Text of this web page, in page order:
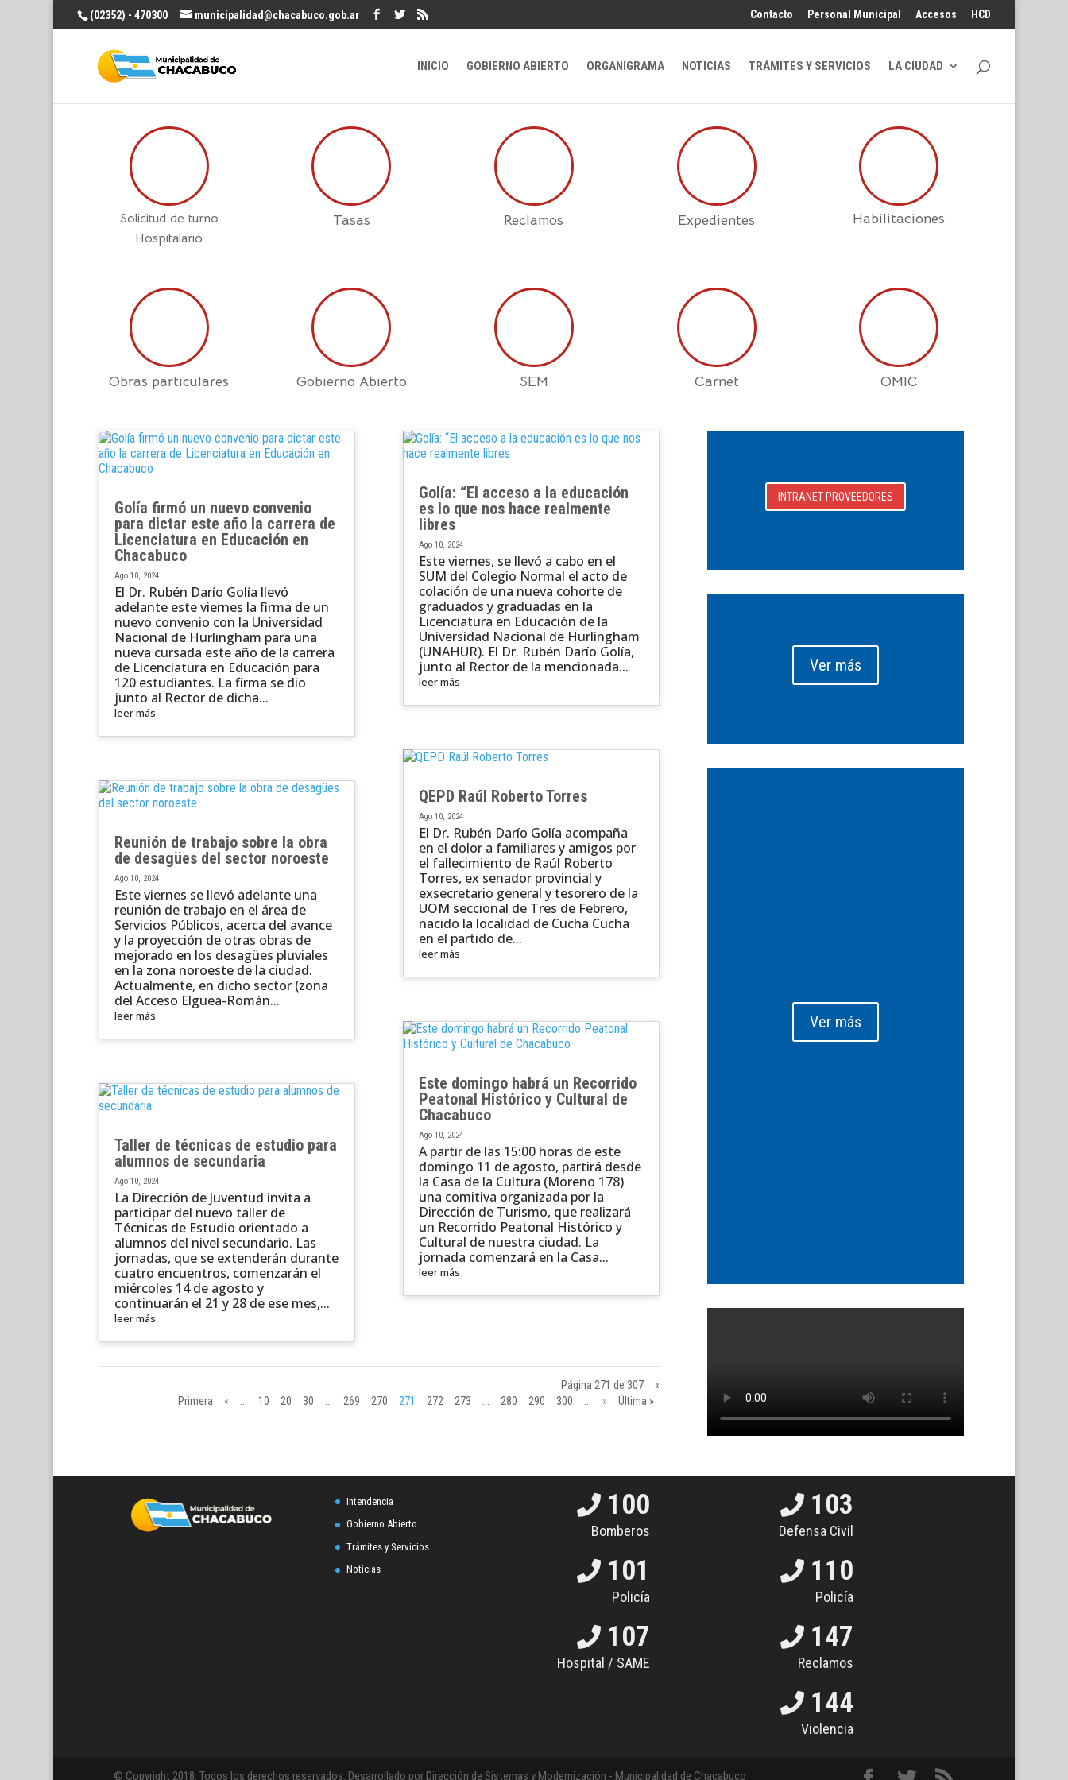
(02352) - 470300 municipalidad@chacabuco.gob.ar Contacto Personal Municipal Accesos HCD
INICIO GOBIERNO ABIERTO ORGANIGRAMA NOTICIAS TRÁMITES Y SERVICIOS LA CIUDAD
Solicitud de turno
Hospitalario
Tasas Reclamos Expedientes Habilitaciones
Obras particulares Gobierno Abierto SEM Carnet OMIC
Golía firmó un nuevo convenio
para dictar este año la carrera de
Licenciatura en Educación en
Chacabuco
Ago 10, 2024
El Dr. Rubén Darío Golía llevó
adelante este viernes la firma de un
nuevo convenio con la Universidad
Nacional de Hurlingham para una
nueva cursada este año de la carrera
de Licenciatura en Educación para
120 estudiantes. La firma se dio
junto al Rector de dicha...
leer más
Reunión de trabajo sobre la obra
de desagües del sector noroeste
Ago 10, 2024
Este viernes se llevó adelante una
reunión de trabajo en el área de
Servicios Públicos, acerca del avance
y la proyección de otras obras de
mejorado en los desagües pluviales
en la zona noroeste de la ciudad.
Actualmente, en dicho sector (zona
del Acceso Elguea-Román...
leer más
Taller de técnicas de estudio para
alumnos de secundaria
Ago 10, 2024
La Dirección de Juventud invita a
participar del nuevo taller de
Técnicas de Estudio orientado a
alumnos del nivel secundario. Las
jornadas, que se extenderán durante
cuatro encuentros, comenzarán el
miércoles 14 de agosto y
continuarán el 21 y 28 de ese mes,...
leer más
Golía: “El acceso a la educación
es lo que nos hace realmente
libres
Ago 10, 2024
Este viernes, se llevó a cabo en el
SUM del Colegio Normal el acto de
colación de una nueva cohorte de
graduados y graduadas en la
Licenciatura en Educación de la
Universidad Nacional de Hurlingham
(UNAHUR). El Dr. Rubén Darío Golía,
junto al Rector de la mencionada...
leer más
QEPD Raúl Roberto Torres
Ago 10, 2024
El Dr. Rubén Darío Golía acompaña
en el dolor a familiares y amigos por
el fallecimiento de Raúl Roberto
Torres, ex senador provincial y
exsecretario general y tesorero de la
UOM seccional de Tres de Febrero,
nacido la localidad de Cucha Cucha
en el partido de...
leer más
Este domingo habrá un Recorrido
Peatonal Histórico y Cultural de
Chacabuco
Ago 10, 2024
A partir de las 15:00 horas de este
domingo 11 de agosto, partirá desde
la Casa de la Cultura (Moreno 178)
una comitiva organizada por la
Dirección de Turismo, que realizará
un Recorrido Peatonal Histórico y
Cultural de nuestra ciudad. La
jornada comenzará en la Casa...
leer más
Página 271 de 307
«
Primera
« 10 20 30 269 270 271 272 273 280 290 300 » Última »
INTRANET PROVEEDORES
Ver más
Ver más
Intendencia
Gobierno Abierto
Trámites y Servicios
Noticias
100
Bomberos
101
Policía
107
Hospital / SAME
103
Defensa Civil
110
Policía
147
Reclamos
144
Violencia
© Copyright 2018. Todos los derechos reservados. Desarrollado por Dirección de Sistemas y Modernización - Municipalidad de Chacabuco